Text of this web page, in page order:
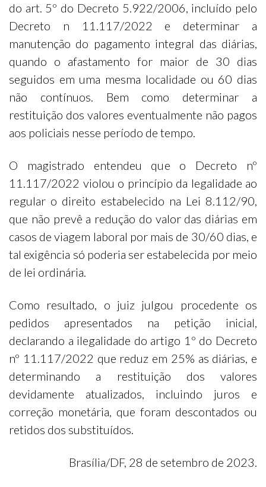
do art. 5º do Decreto 5.922/2006, incluído pelo
Decreto n 11.117/2022 e determinar a
manutenção do pagamento integral das diárias,
quando o afastamento for maior de 30 dias
seguidos em uma mesma localidade ou 60 dias
não contínuos. Bem como determinar a
restituição dos valores eventualmente não pagos
aos policiais nesse período de tempo.
O magistrado entendeu que o Decreto nº
11.117/2022 violou o princípio da legalidade ao
regular o direito estabelecido na Lei 8.112/90,
que não prevê a redução do valor das diárias em
casos de viagem laboral por mais de 30/60 dias, e
tal exigência só poderia ser estabelecida por meio
de lei ordinária.
Como resultado, o juiz julgou procedente os
pedidos apresentados na petição inicial,
declarando a ilegalidade do artigo 1º do Decreto
nº 11.117/2022 que reduz em 25% as diárias, e
determinando a restituição dos valores
devidamente atualizados, incluindo juros e
correção monetária, que foram descontados ou
retidos dos substituídos.
Brasília/DF, 28 de setembro de 2023.